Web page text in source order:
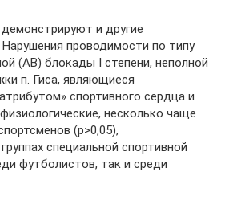
и другие
Нарушения проводимости по типу
(АВ) блокады I степени, неполной
п. Гиса, являющиеся
спортивного сердца и
несколько чаще
(p>0,05),
специальной спортивной
футболистов, так и среди